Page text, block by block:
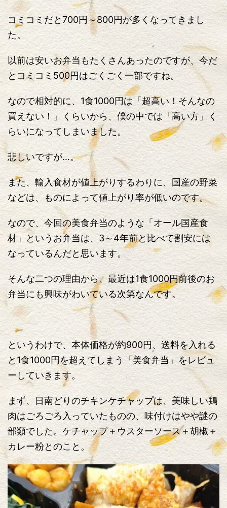
コミコミだと700円～800円が多くなってきまし
た。
以前は安いお弁当もたくさんあったのですが、今だ
とコミコミ500円はごくごく一部ですね。
なので相対的に、1食1000円は「超高い！そんなの
買えない！」くらいから、僕の中では「高い方」く
らいになってしまいました。
悲しいですが…。
また、輸入食材が値上がりするわりに、国産の野菜
などは、ものによって値上がり率が低いのです。
なので、今回の美食弁当のような「オール国産食
材」というお弁当は、3～4年前と比べて割安には
なっているんだと思います。
そんな二つの理由から、最近は1食1000円前後のお
弁当にも興味がわいている次第なんです。
というわけで、本体価格が約900円、送料を入れる
と1食1000円を超えてしまう「美食弁当」をレビュ
ーしていきます。
まず、日南どりのチキンケチャップは、美味しい鶏
肉はごろごろ入っていたものの、味付けはやや謎の
部類でした。ケチャップ＋ウスターソース＋胡椒＋
カレー粉とのこと。